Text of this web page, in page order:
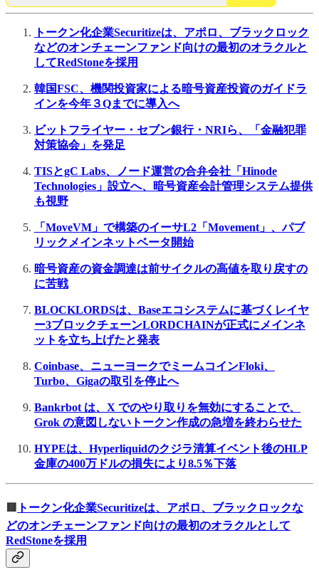
トークン化企業Securitizeは、アポロ、ブラックロック
などのオンチェーンファンド向けの最初のオラクルと
してRedStoneを採用
韓国FSC、機関投資家による暗号資産投資のガイドラ
インを今年３Qまでに導入へ
ビットフライヤー・セブン銀行・NRIら、「金融犯罪
対策協会」を発足
TISとgC Labs、ノード運営の合弁会社「Hinode
Technologies」設立へ、暗号資産会計管理システム提供
も視野
「MoveVM」で構築のイーサL2「Movement」、パブ
リックメインネットベータ開始
暗号資産の資金調達は前サイクルの高値を取り戻すの
に苦戦
BLOCKLORDSは、Baseエコシステムに基づくレイヤ
ー3ブロックチェーンLORDCHAINが正式にメインネ
ットを立ち上げたと発表
Coinbase、ニューヨークでミームコインFloki、
Turbo、Gigaの取引を停止へ
Bankrbot は、X でのやり取りを無効にすることで、
Grok の意図しないトークン作成の急増を終わらせた
HYPEは、Hyperliquidのクジラ清算イベント後のHLP
金庫の400万ドルの損失により8.5％下落
トークン化企業Securitizeは、アポロ、ブラックロックな
どのオンチェーンファンド向けの最初のオラクルとして
RedStoneを採用